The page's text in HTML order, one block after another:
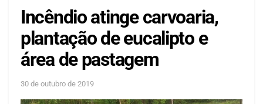
Incêndio atinge carvoaria,
plantação de eucalipto e
área de pastagem
30 de outubro de 2019